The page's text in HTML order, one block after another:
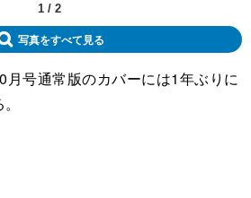
1 / 2
写真をすべて見る
号通常版のカバーには1年ぶりに